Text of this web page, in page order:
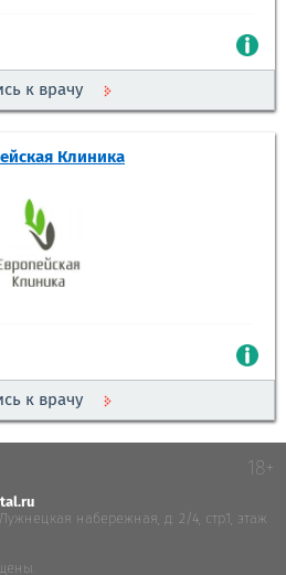
к врачу
Клиника
к врачу
18+
набережная, д. 2/4, стр.1, этаж